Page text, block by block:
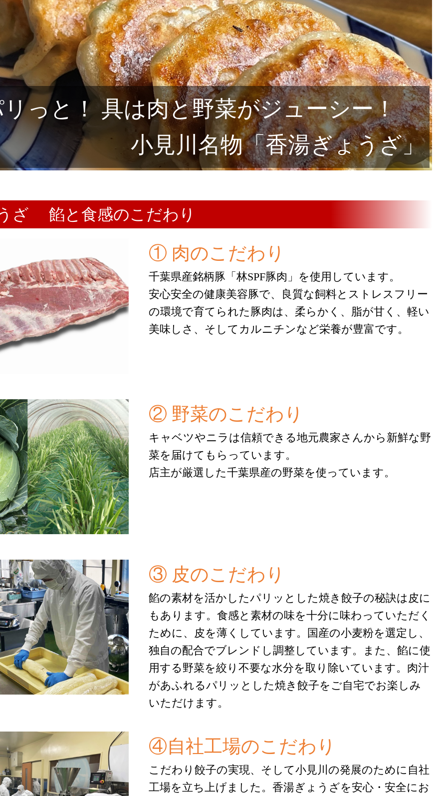
っと！ 具は肉と野菜がジューシー！
小見川名物「香湯ぎょうざ」
ざ 餡と食感のこだわり
① 肉のこだわり
千葉県産銘柄豚「林SPF豚肉」を使用しています。
安心安全の健康美容豚で、良質な飼料とストレスフリー
の環境で育てられた豚肉は、柔らかく、脂が甘く、軽い
美味しさ、そしてカルニチンなど栄養が豊富です。
② 野菜のこだわり
キャベツやニラは信頼できる地元農家さんから新鮮な野
菜を届けてもらっています。
店主が厳選した千葉県産の野菜を使っています。
③ 皮のこだわり
餡の素材を活かしたパリッとした焼き餃子の秘訣は皮に
もあります。食感と素材の味を十分に味わっていただく
ために、皮を薄くしています。国産の小麦粉を選定し、
独自の配合でブレンドし調整しています。また、餡に使
用する野菜を絞り不要な水分を取り除いています。肉汁
があふれるパリッとした焼き餃子をご自宅でお楽しみ
いただけます。
④自社工場のこだわり
こだわり餃子の実現、そして小見川の発展のために自社
工場を立ち上げました。香湯ぎょうざを安心・安全にお